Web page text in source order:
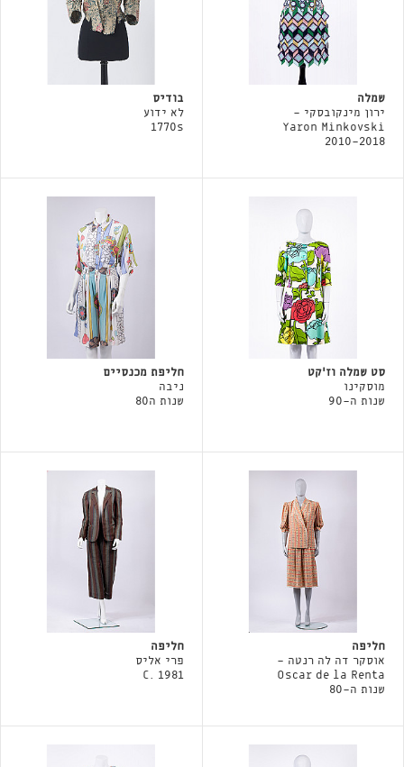
שמלה
ירון מינקובסקי -
Yaron Minkovski
2010-2018
בודיס
לא ידוע
1770s
סט שמלה וז׳קט
מוסקינו
שנות ה-90
חליפת מכנסיים
ניבה
שנות ה80
חליפה
אוסקר דה לה רנטה -
Oscar de la Renta
שנות ה-80
חליפה
פרי אליס
C. 1981